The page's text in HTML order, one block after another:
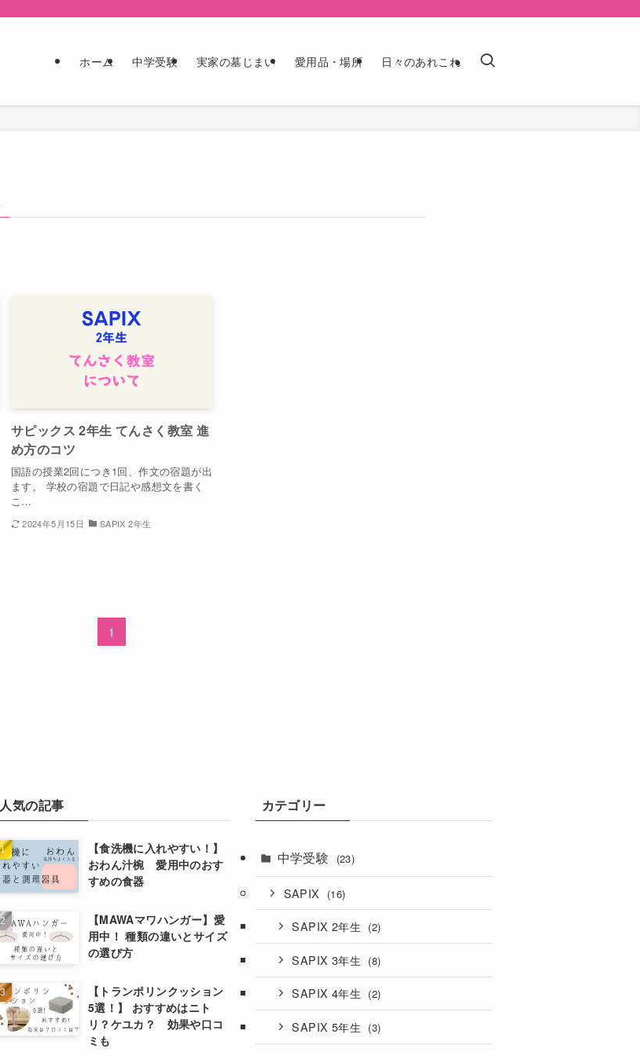
ホーム 中学受験 実家の墓じまい 愛用品・場所 日々のあれこれ
サピックス 2年生 てんさく教室 進
め方のコツ
国語の授業2回につき1回、作文の宿題が出
ます。 学校の宿題で日記や感想文を書く
こ...
2024年5月15日 SAPIX 2年生
1
人気の記事
【食洗機に入れやすい！】
おわん汁椀 愛用中のおす
すめの食器
【MAWAマワハンガー】愛
用中！ 種類の違いとサイズ
の選び方
【トランポリンクッション
5選！】 おすすめはニト
リ？ケユカ？ 効果や口コ
ミも
カテゴリー
中学受験 (23)
SAPIX (16)
SAPIX 2年生 (2)
SAPIX 3年生 (8)
SAPIX 4年生 (2)
SAPIX 5年生 (3)